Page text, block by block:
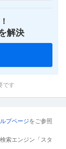
解決
です
プページをご参照
索エンジン「スタ